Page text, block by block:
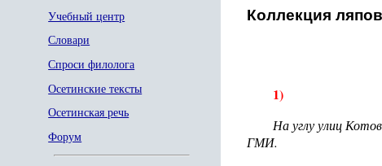
Учебный центр
Словари
Спроси филолога
Осетинские тексты
Осетинская речь
Форум
Коллекция
1)
На углу улиц
ГМИ.